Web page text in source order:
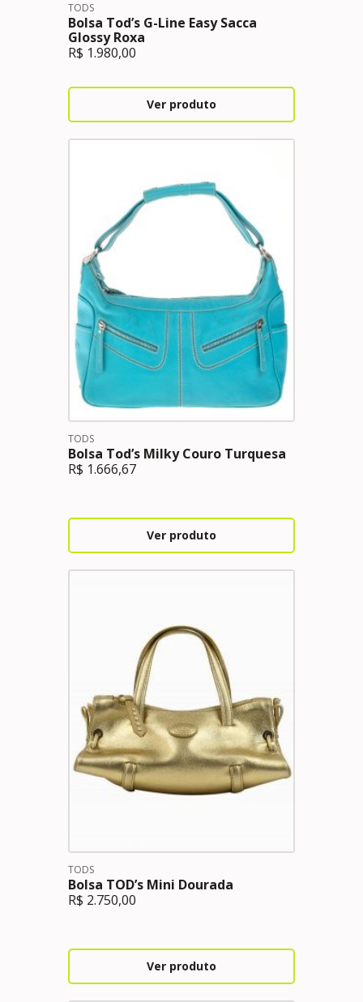
TODS
Bolsa Tod’s G-Line Easy Sacca
Glossy Roxa
R$ 1.980,00
Ver produto
TODS
Bolsa Tod’s Milky Couro Turquesa
R$ 1.666,67
Ver produto
TODS
Bolsa TOD’s Mini Dourada
R$ 2.750,00
Ver produto